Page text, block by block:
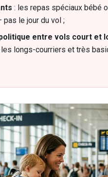
: les repas spéciaux bébé
pas le jour du vol ;
entre vols court et
longs-courriers et très